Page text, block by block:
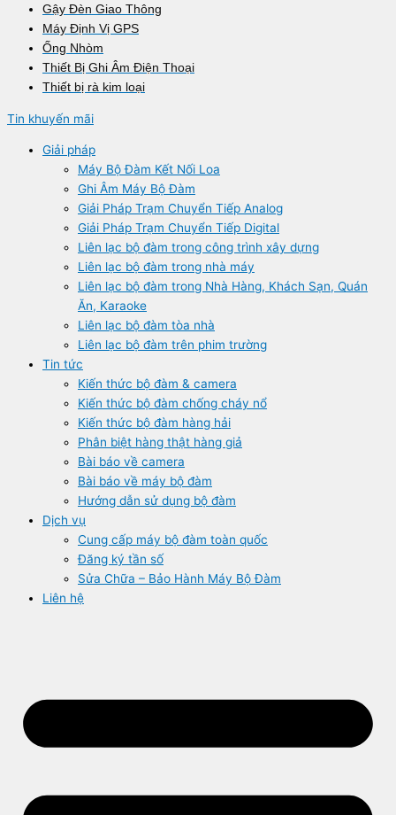
Gậy Đèn Giao Thông
Máy Định Vị GPS
Ống Nhòm
Thiết Bị Ghi Âm Điện Thoại
Thiết bị rà kim loại
Tin khuyến mãi
Giải pháp
Máy Bộ Đàm Kết Nối Loa
Ghi Âm Máy Bộ Đàm
Giải Pháp Trạm Chuyển Tiếp Analog
Giải Pháp Trạm Chuyển Tiếp Digital
Liên lạc bộ đàm trong công trình xây dựng
Liên lạc bộ đàm trong nhà máy
Liên lạc bộ đàm trong Nhà Hàng, Khách Sạn, Quán
Ăn, Karaoke
Liên lạc bộ đàm tòa nhà
Liên lạc bộ đàm trên phim trường
Tin tức
Kiến thức bộ đàm & camera
Kiến thức bộ đàm chống cháy nổ
Kiến thức bộ đàm hàng hải
Phân biệt hàng thật hàng giả
Bài báo về camera
Bài báo về máy bộ đàm
Hướng dẫn sử dụng bộ đàm
Dịch vụ
Cung cấp máy bộ đàm toàn quốc
Đăng ký tần số
Sửa Chữa – Bảo Hành Máy Bộ Đàm
Liên hệ